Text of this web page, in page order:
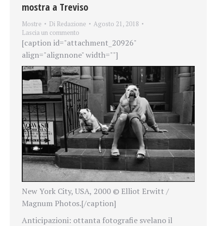
mostra a Treviso
Mostre Di Redazione
Agosto 21, 2018
Lascia un commento
[caption id="attachment_20926"
align="alignnone" width=""]
New York City, USA, 2000 © Elliot Erwitt /
Magnum Photos.[/caption]
Anticipazioni: ottanta fotografie svelano il